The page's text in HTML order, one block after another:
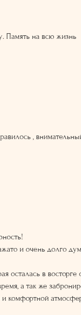
Память на всю жизнь
,
и очень долго
осталась в
а так же
и комфортной